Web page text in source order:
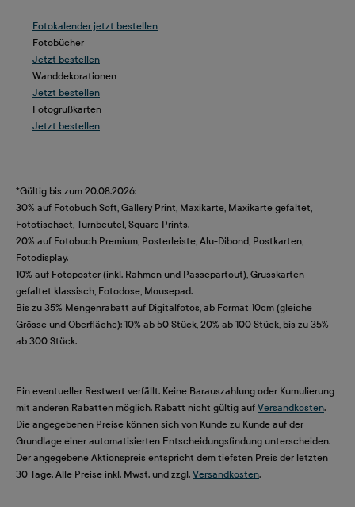
Fotokalender jetzt bestellen
Fotobücher
Jetzt bestellen
Wanddekorationen
Jetzt bestellen
Fotogrußkarten
Jetzt bestellen
*Gültig bis zum 20.08.2026:
30% auf Fotobuch Soft, Gallery Print, Maxikarte, Maxikarte gefaltet,
Fototischset, Turnbeutel, Square Prints.
20% auf Fotobuch Premium, Posterleiste, Alu-Dibond, Postkarten,
Fotodisplay.
10% auf Fotoposter (inkl. Rahmen und Passepartout), Grusskarten
gefaltet klassisch, Fotodose, Mousepad.
Bis zu 35% Mengenrabatt auf Digitalfotos, ab Format 10cm (gleiche
Grösse und Oberfläche): 10% ab 50 Stück, 20% ab 100 Stück, bis zu 35%
ab 300 Stück.
Ein eventueller Restwert verfällt. Keine Barauszahlung oder Kumulierung
mit anderen Rabatten möglich. Rabatt nicht gültig auf Versandkosten.
Die angegebenen Preise können sich von Kunde zu Kunde auf der
Grundlage einer automatisierten Entscheidungsfindung unterscheiden.
Der angegebene Aktionspreis entspricht dem tiefsten Preis der letzten
30 Tage. Alle Preise inkl. Mwst. und zzgl. Versandkosten.